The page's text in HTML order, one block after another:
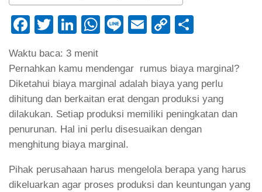
Facebook
TwitterLinkedIn
WhatsApp
LineEmailCopy
Waktu baca: 3 menit
Pernahkan kamu mendengar rumus biaya marginal?
Diketahui biaya marginal adalah biaya yang perlu
dihitung dan berkaitan erat dengan produksi yang
dilakukan. Setiap produksi memiliki peningkatan dan
penurunan. Hal ini perlu disesuaikan dengan
menghitung biaya marginal.
Pihak perusahaan harus mengelola berapa yang harus
dikeluarkan agar proses produksi dan keuntungan yang